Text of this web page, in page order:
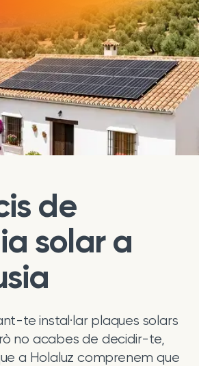
de
solar a
te instal·lar plaques solars
no acabes de decidir-te,
a Holaluz comprenem que